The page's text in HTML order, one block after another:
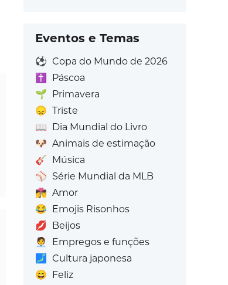
Eventos e Temas
⚽ Copa do Mundo de 2026
✝️
Páscoa
🌱 Primavera
😞 Triste
📖 Dia Mundial do Livro
🐶 Animais de estimação
🎸 Música
⚾ Série Mundial da MLB
👩‍❤️‍💋‍👨 Amor
😂 Emojis Risonhos
💋 Beijos
🧑‍💼
Empregos e funções
🗾 Cultura japonesa
😄 Feliz